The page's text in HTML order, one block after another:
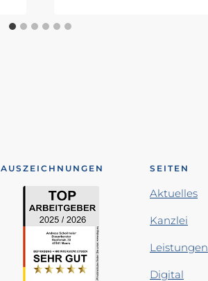
AUSZEICHNUNGEN SEITEN
Aktuelles
Kanzlei
Leistungen
Digital